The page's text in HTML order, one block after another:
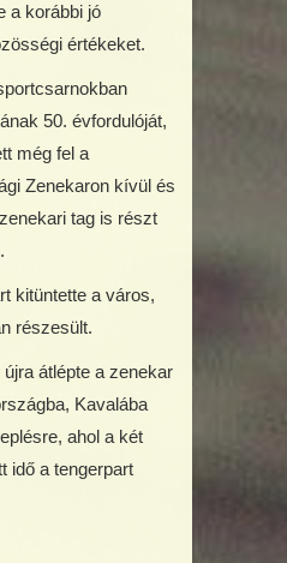
a korábbi jó
értékeket.
50. évfordulóját,
még fel a
Zenekaron kívül és
tag is részt
kitüntette a város,
részesült.
átlépte a zenekar
Kavalába
ahol a két
idő a tengerpart